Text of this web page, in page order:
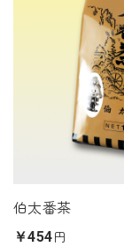
伯太番茶
￥454円